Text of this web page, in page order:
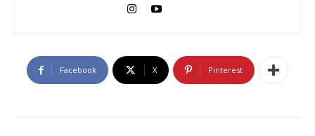
Facebook X Pinterest